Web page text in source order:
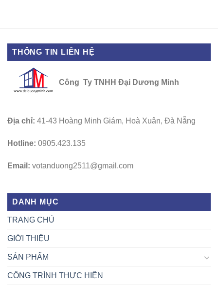
THÔNG TIN LIÊN HỆ
Công Ty TNHH Đại Dương Minh
Địa chỉ: 41-43 Hoàng Minh Giám, Hoà Xuân, Đà Nẵng
Hotline: 0905.423.135
Email: votanduong2511@gmail.com
DANH MỤC
TRANG CHỦ
GIỚI THIỆU
SẢN PHẨM
CÔNG TRÌNH THỰC HIỆN